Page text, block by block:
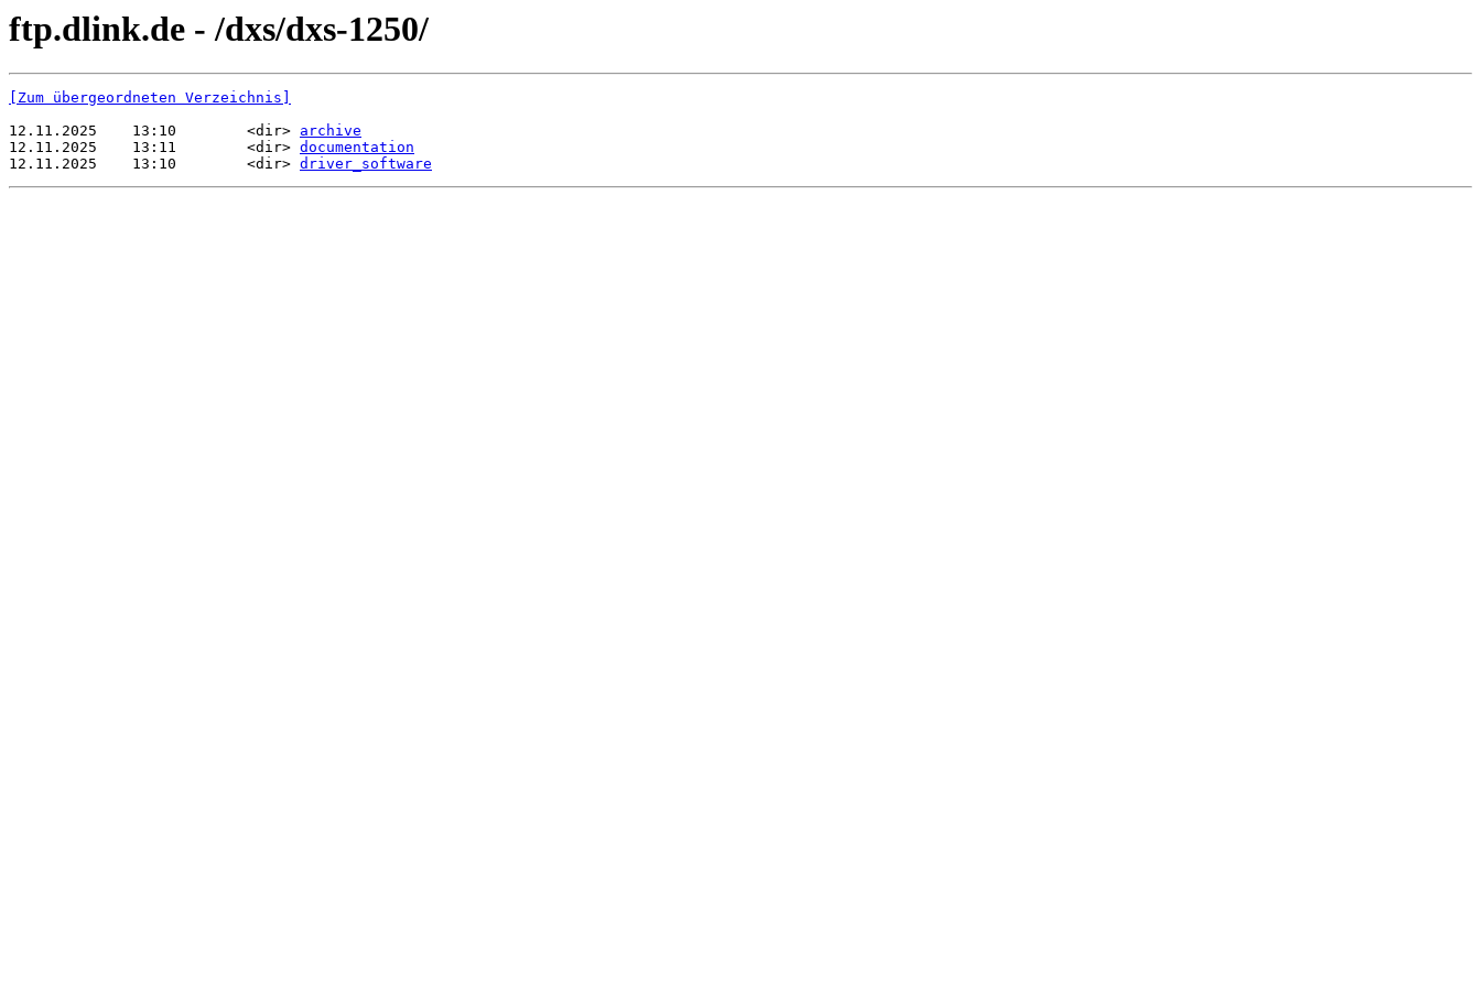
ftp.dlink.de - /dxs/dxs-1250/
[Zum übergeordneten Verzeichnis]
12.11.2025    13:10        <dir> archive
12.11.2025    13:11        <dir> documentation
12.11.2025    13:10        <dir> driver_software